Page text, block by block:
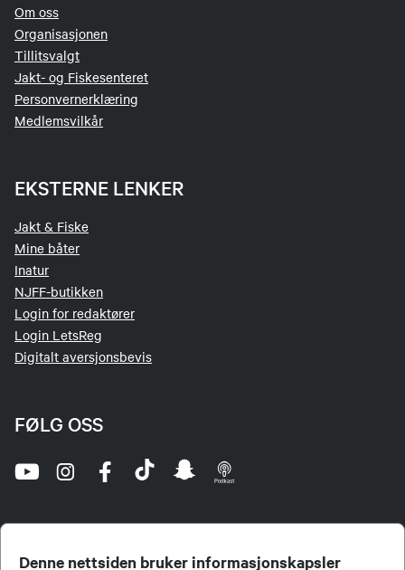
Denne nettsiden bruker informasjonskapsler
Om oss
Organisasjonen
Tillitsvalgt
Jakt- og Fiskesenteret
Personvernerklæring
Medlemsvilkår
EKSTERNE LENKER
Jakt & Fiske
Mine båter
Inatur
NJFF-butikken
Login for redaktører
Login LetsReg
Digitalt aversjonsbevis
FØLG OSS